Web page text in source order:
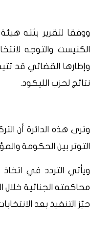
ووفقا لتقرير بثته
الكنيست والتوجه
وإطارها القضائي قد
نتائج لحزب الليكود.
وترى هذه الدائرة أن
التوتر بين الحكومة
ويأتي التردد في
محاكمته الجنائية
حيّز التنفيذ بعد